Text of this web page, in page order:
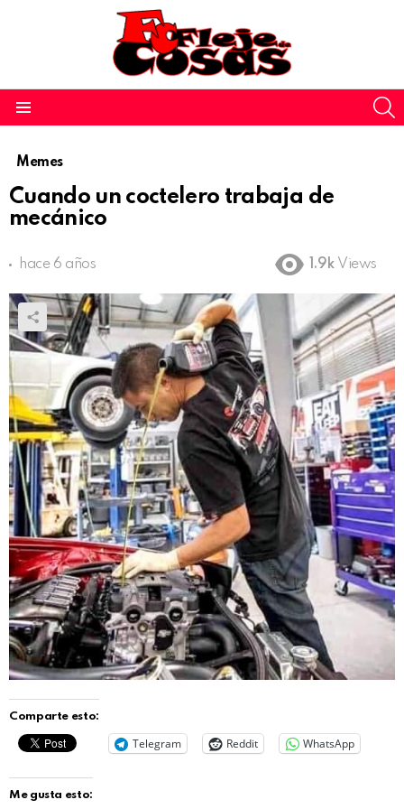
Memes
Cuando un coctelero trabaja de
mecánico
hace 6 años 1.9k Views
Comparte esto:
Telegram Reddit WhatsApp
Me gusta esto: